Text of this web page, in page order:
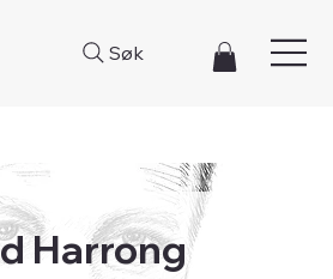
Søk
Harrong